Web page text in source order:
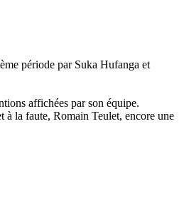
période par Suka Hufanga et
affichées par son équipe.
à la faute, Romain Teulet, encore une